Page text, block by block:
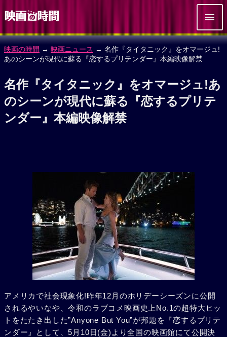
映画の時間 → 映画ニュース → 名作『タイタニック』をオマージュ!
あのシーンが現代に蘇る『恋するプリテンダー』本編映像解禁
名作『タイタニック』をオマージュ!あ
のシーンが現代に蘇る『恋するプリテ
ンダー』本編映像解禁
アメリカで社会現象化!昨年12月のホリデーシーズンに公開
されるやいなや、令和のラブコメ映画史上No.1の超特大ヒッ
トをたたき出した”Anyone But You”が邦題を『恋するプリテ
ンダー』として、5月10日(金)より全国の映画館にて公開決